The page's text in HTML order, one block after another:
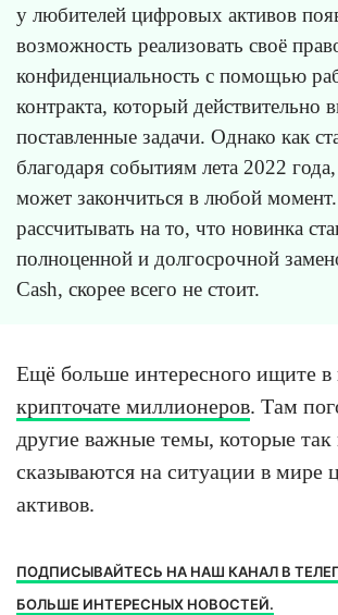
у любителей цифровых активов
возможность реализовать своё
конфиденциальность с помощью
контракта, который действительно
поставленные задачи. Однако как
благодаря событиям лета 2022
может закончиться в любой
рассчитывать на то, что новинка
полноценной и долгосрочной
Cash, скорее всего не стоит.
Ещё больше интересного ищите
крипточате миллионеров. Там
другие важные темы, которые так
сказываются на ситуации в мире
активов.
ПОДПИСЫВАЙТЕСЬ НА НАШ КАНАЛ В
БОЛЬШЕ ИНТЕРЕСНЫХ НОВОСТЕЙ.